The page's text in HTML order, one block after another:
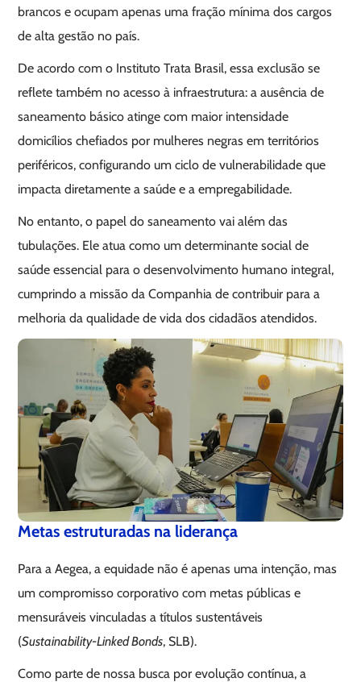
brancos e ocupam apenas uma fração mínima dos cargos
de alta gestão no país.
De acordo com o Instituto Trata Brasil, essa exclusão se
reflete também no acesso à infraestrutura: a ausência de
saneamento básico atinge com maior intensidade
domicílios chefiados por mulheres negras em territórios
periféricos, configurando um ciclo de vulnerabilidade que
impacta diretamente a saúde e a empregabilidade.
No entanto, o papel do saneamento vai além das
tubulações. Ele atua como um determinante social de
saúde essencial para o desenvolvimento humano integral,
cumprindo a missão da Companhia de contribuir para a
melhoria da qualidade de vida dos cidadãos atendidos.
Metas estruturadas na liderança
Para a Aegea, a equidade não é apenas uma intenção, mas
um compromisso corporativo com metas públicas e
mensuráveis vinculadas a títulos sustentáveis
(Sustainability-Linked Bonds, SLB).
Como parte de nossa busca por evolução contínua, a